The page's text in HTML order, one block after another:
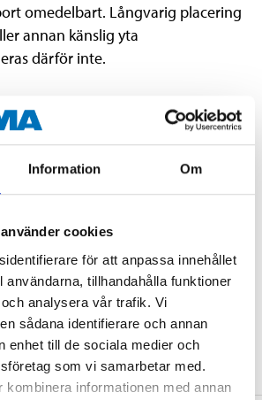
Information Om
cookies
för att anpassa innehållet
användarna, tillhandahålla funktioner
analysera vår trafik. Vi
sådana identifierare och annan
enhet till de sociala medier och
som vi samarbetar med.
kombinera informationen med annan
omedelbart. Långvarig placering
annan känslig yta
därför inte.
EVA-foam.
61 cm (per del)
61 cm (per del)
1,2 cm
1400 g (+/- 50 g (4 st.))